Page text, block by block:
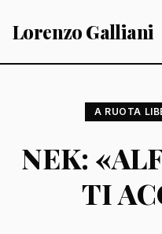
Lorenzo Galliani
A RUOTA
NEK:
TI